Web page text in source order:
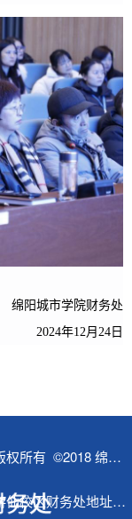
绵阳城市学院财务处
2024年12月24日
OA系统
版权所有 ©2018 绵阳城市学院财务处
游仙校区财务处地址：综合楼F区401